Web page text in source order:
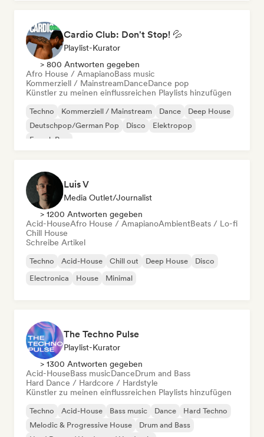
Cardio Club: Don't Stop! 💦
Playlist-Kurator
> 800 Antworten gegeben
Afro House / AmapianoBass music
Kommerziell / MainstreamDanceDance pop
Künstler zu meinen einflussreichen Playlists hinzufügen
Techno Kommerziell / Mainstream Dance
Deep House
Deutschpop/German Pop
Disco
Elektropop
French Pop
Luis V
Media Outlet/Journalist
> 1200 Antworten gegeben
Acid-HouseAfro House / AmapianoAmbientBeats / Lo-fi
Chill House
Schreibe Artikel
Techno Acid-House Chill out Deep House
Disco
Electronica
House Minimal
The Techno Pulse
Playlist-Kurator
> 1300 Antworten gegeben
Acid-HouseBass musicDanceDrum and Bass
Hard Dance / Hardcore / Hardstyle
Künstler zu meinen einflussreichen Playlists hinzufügen
Techno Acid-House Bass music Dance
Hard Techno
Melodic & Progressive House
Drum and Bass